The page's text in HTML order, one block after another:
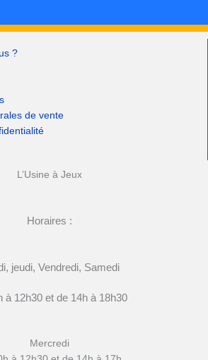
?
de vente
L’Usine à Jeux
Horaires :
jeudi, Vendredi, Samedi
à 12h30 et de 14h à 18h30
Mercredi